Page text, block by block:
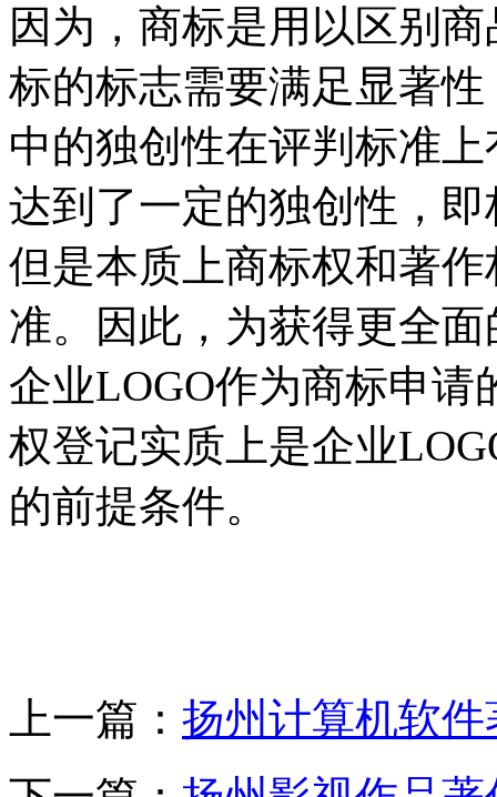
因为，商标是用以区别
标的标志需要满足显著
中的独创性在评判标准
达到了一定的独创性，
但是本质上商标权和著
准。因此，为获得更全
企业LOGO作为商标申
权登记实质上是企业
的前提条件。
上一篇： 扬州计算机软